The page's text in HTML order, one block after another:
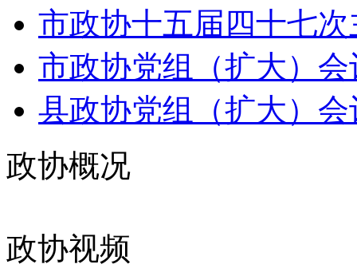
市政协十五届四十七
市政协党组（扩大）
县政协党组（扩大）
政协概况
政协视频